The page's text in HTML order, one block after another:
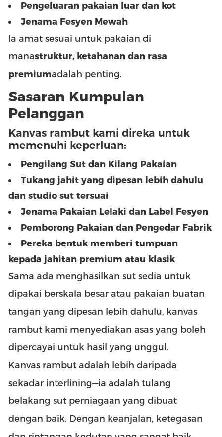
Pengeluaran pakaian luar dan kot
Jenama Fesyen Mewah
Ia amat sesuai untuk pakaian di
manastruktur, ketahanan dan rasa
premiumadalah penting.
Sasaran Kumpulan
Pelanggan
Kanvas rambut kami direka untuk
memenuhi keperluan:
Pengilang Sut dan Kilang Pakaian
Tukang jahit yang dipesan lebih dahulu
dan studio sut tersuai
Jenama Pakaian Lelaki dan Label Fesyen
Pemborong Pakaian dan Pengedar Fabrik
Pereka bentuk memberi tumpuan
kepada jahitan premium atau klasik
Sama ada menghasilkan sut sedia untuk
dipakai berskala besar atau pakaian buatan
tangan yang dipesan lebih dahulu, kanvas
rambut kami menyediakan asas yang boleh
dipercayai untuk hasil yang unggul.
Kanvas rambut adalah lebih daripada
sekadar interlining—ia adalah tulang
belakang sut perniagaan yang dibuat
dengan baik. Dengan keanjalan, ketegasan